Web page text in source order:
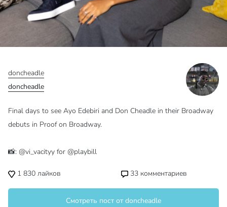
doncheadle
doncheadle
Final days to see Ayo Edebiri and Don Cheadle in their Broadway
debuts in Proof on Broadway.
📸: @vi_vacityy for @playbill
1 830 лайков 33 комментариев
Смотреть пост от doncheadle